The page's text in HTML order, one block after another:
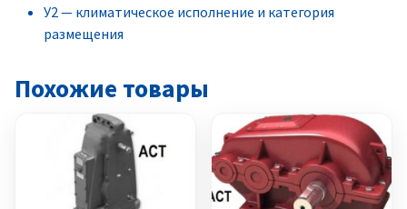
У2 — климатическое исполнение и категория
размещения
Похожие товары